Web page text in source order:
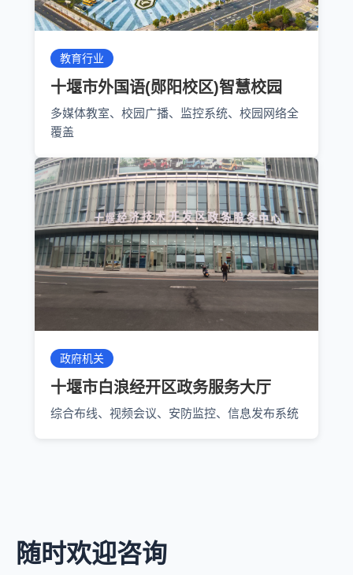
教育行业
十堰市外国语(郧阳校区)智慧校园
多媒体教室、校园广播、监控系统、校园网络全
覆盖
政府机关
十堰市白浪经开区政务服务大厅
综合布线、视频会议、安防监控、信息发布系统
随时欢迎咨询